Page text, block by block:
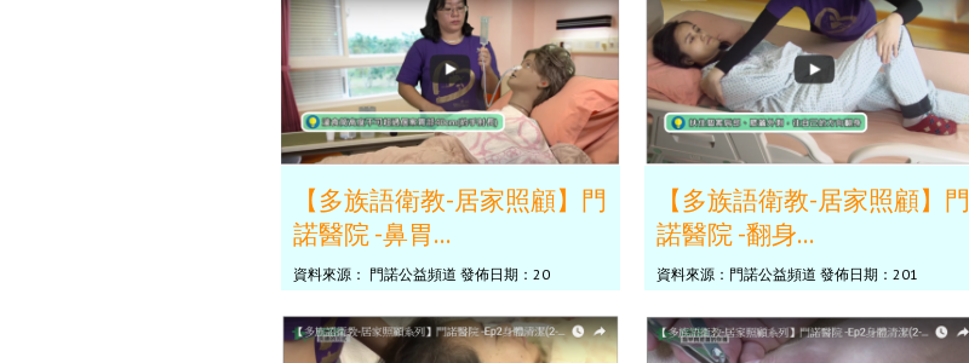
【多族語衛教-居家照顧】門
諾醫院 -鼻胃...
資料來源： 門諾公益頻道 發佈日期：20
【多族語衛教-居家照顧】門
諾醫院 -翻身...
資料來源：門諾公益頻道 發佈日期：201